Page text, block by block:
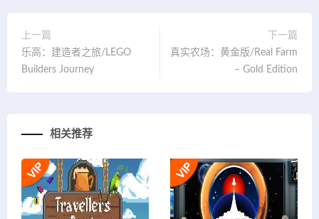
上一篇
乐高：建造者之旅/LEGO
Builders Journey
下一篇
真实农场：黄金版/Real Farm
– Gold Edition
相关推荐